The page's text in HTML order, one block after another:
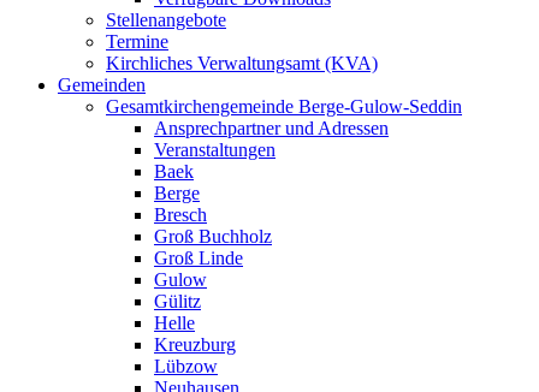
Stellenangebote
Termine
Kirchliches Verwaltungsamt (KVA)
Gemeinden
Gesamtkirchengemeinde Berge-Gulow-Seddin
Ansprechpartner und Adressen
Veranstaltungen
Baek
Berge
Bresch
Groß Buchholz
Groß Linde
Gulow
Gülitz
Helle
Kreuzburg
Lübzow